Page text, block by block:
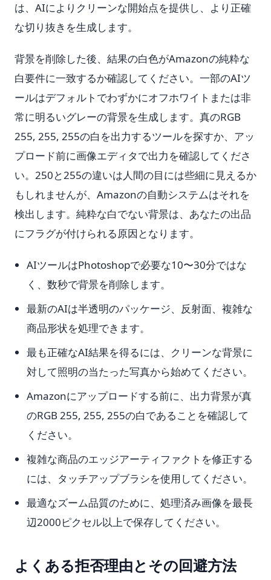
は、AIによりクリーンな開始点を提供し、より正確
な切り抜きを生成します。
背景を削除した後、結果の白色がAmazonの純粋な
白要件に一致するか確認してください。一部のAIツ
ールはデフォルトでわずかにオフホワイトまたは非
常に明るいグレーの背景を生成します。真のRGB
255, 255, 255の白を出力するツールを探すか、アッ
プロード前に画像エディタで出力を確認してくださ
い。250と255の違いは人間の目には些細に見えるか
もしれませんが、Amazonの自動システムはそれを
検出します。純粋な白でない背景は、あなたの出品
にフラグが付けられる原因となります。
AIツールはPhotoshopで必要な10〜30分ではな
く、数秒で背景を削除します。
最新のAIは半透明のパッケージ、反射面、複雑な
商品形状を処理できます。
最も正確なAI結果を得るには、クリーンな背景に
対して照明の当たった写真から始めてください。
Amazonにアップロードする前に、出力背景が真
のRGB 255, 255, 255の白であることを確認して
ください。
複雑な商品のエッジアーティファクトを修正する
には、タッチアップブラシを使用してください。
最適なズーム品質のために、処理済み画像を最長
辺2000ピクセル以上で保存してください。
よくある拒否理由とその回避方法